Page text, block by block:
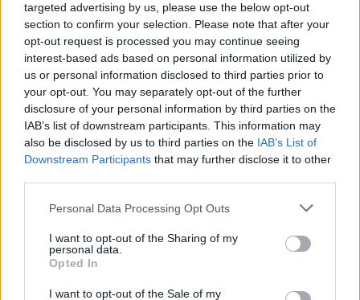
targeted advertising by us, please use the below opt-out
section to confirm your selection. Please note that after your
opt-out request is processed you may continue seeing
interest-based ads based on personal information utilized by
us or personal information disclosed to third parties prior to
your opt-out. You may separately opt-out of the further
disclosure of your personal information by third parties on the
IAB’s list of downstream participants. This information may
also be disclosed by us to third parties on the IAB’s List of
Downstream Participants that may further disclose it to other
Please note that this website/app uses one or more Google
not limited to your visit or usage behaviour. You may click to
grant or deny consent to Google and its third-party tags to
use your data for below specified purposes in below Google
consent section.
Personal Data Processing Opt Outs
I want to opt-out of the Sharing of my
personal data.
Opted In
I want to opt-out of the Sale of my
Καιρός: Στους 38 βαθμούς «σκαρφαλώνει» η
θερμοκρασία - Μέχρι και 6 μποφόρ οι άνεμοι